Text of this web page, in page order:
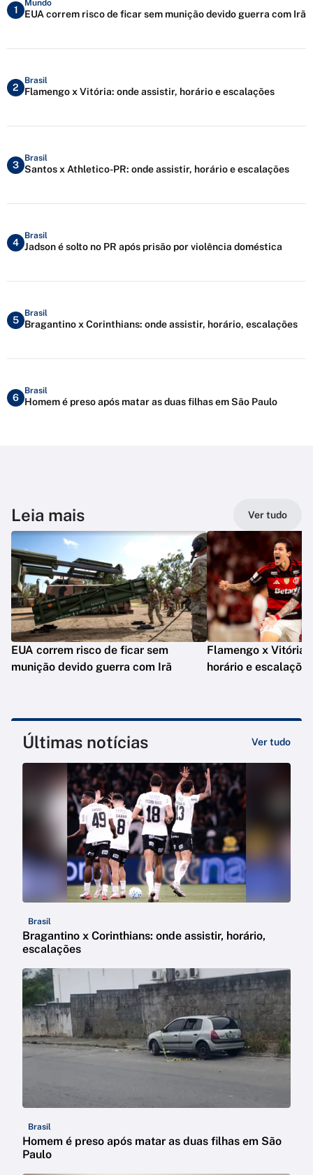
1
Mundo
EUA correm risco de ficar sem munição devido guerra com Irã
2
Brasil
Flamengo x Vitória: onde assistir, horário e escalações
3
Brasil
Santos x Athletico-PR: onde assistir, horário e escalações
4
Brasil
Jadson é solto no PR após prisão por violência doméstica
5
Brasil
Bragantino x Corinthians: onde assistir, horário, escalações
6
Brasil
Homem é preso após matar as duas filhas em São Paulo
Leia mais Ver tudo
EUA correm risco de ficar sem
munição devido guerra com Irã
Flamengo x Vitória:
horário e escalações
Últimas notícias Ver tudo
Brasil
Bragantino x Corinthians: onde assistir, horário,
escalações
Brasil
Homem é preso após matar as duas filhas em São
Paulo